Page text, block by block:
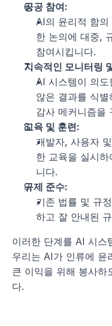
공공 참여:
AI의 윤리적 함의
한 논의에 대중,
참여시킵니다.
지속적인 모니터링
AI 시스템이 의도
않은 결과를 식
감사 메커니즘을
교육 및 훈련:
개발자, 사용자
한 교육을 실시
니다.
규제 준수:
기존 법률 및 규
하고 잘 안내된
이러한 단계를 AI 시스
우리는 AI가 인류에 윤
큰 이익을 위해 봉사하
다.